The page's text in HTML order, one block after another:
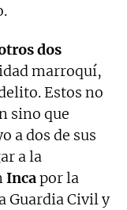
dos
marroquí,
Estos no
sino que
a dos de sus
a la
Incapor la
Guardia Civil y